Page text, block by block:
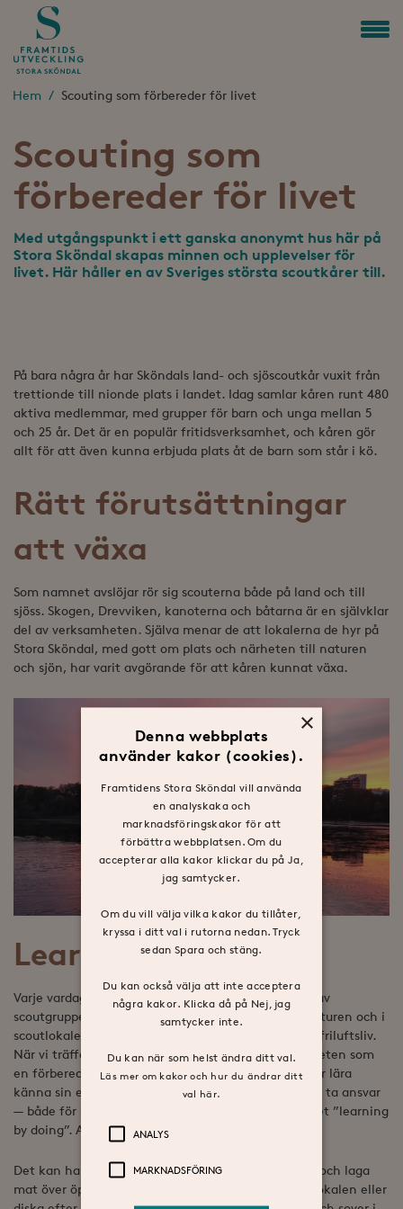
Hem Scouting som förbereder för livet
Scouting som
förbereder för livet
Med utgångspunkt i ett ganska anonymt hus här på
Stora Sköndal skapas minnen och upplevelser för
livet. Här håller en av Sveriges största scoutkårer till.
På bara några år har Sköndals land- och sjöscoutkår vuxit från
trettionde till nionde plats i landet. Idag samlar kåren runt 480
aktiva medlemmar, med grupper för barn och unga mellan 5
och 25 år. Det är en populär fritidsverksamhet, och kåren gör
allt för att även kunna erbjuda plats åt de barn som står i kö.
Rätt förutsättningar
att växa
Som namnet avslöjar rör sig scouterna både på land och till
sjöss. Skogen, Drevviken, kanoterna och båtarna är en självklar
del av verksamheten. Själva menar de att lokalerna de hyr på
Stora Sköndal, med gott om plats och närheten till naturen
och sjön, har varit avgörande för att kåren kunnat växa.
Learning by doing
Varje vardagskväll och många helger fylls området av
scoutgrupper, som växlar mellan aktiviteter ute i naturen och i
scoutlokalen. För scouting handlar om mer än bara friluftsliv.
När vi träffar kårens styrelse beskriver de verksamheten som
en förberedelse för livet. Här får barn och ungdomar lära
känna sin egen förmåga, samarbeta med andra och ta ansvar
— både för sig själva och sin omgivning. De kallar det ”learning
by doing”. Att lära genom att göra.
Det kan handla om allt från att slipa sin egen kniv och laga
mat över öppen eld till att tillsammans måla om i lokalen eller
×
Denna webbplats
använder kakor (cookies).
Framtidens Stora Sköndal vill använda
en analyskaka och
marknadsföringskakor för att
förbättra webbplatsen. Om du
accepterar alla kakor klickar du på Ja,
jag samtycker.
Om du vill välja vilka kakor du tillåter,
kryssa i ditt val i rutorna nedan. Tryck
sedan Spara och stäng.
Du kan också välja att inte acceptera
några kakor. Klicka då på Nej, jag
samtycker inte.
Du kan när som helst ändra ditt val.
Läs mer om kakor och hur du ändrar ditt
val här.
ANALYS
MARKNADSFÖRING